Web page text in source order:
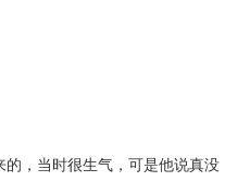
，当时很生气，可是他说真没